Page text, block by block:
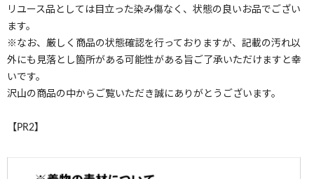
リユース品としては目立った染み傷なく、状態の良いお品でござい
ます。
※なお、厳しく商品の状態確認を行っておりますが、記載の汚れ以
外にも見落とし箇所がある可能性がある旨ご了承いただけますと幸
いです。
沢山の商品の中からご覧いただき誠にありがとうございます。
【PR2】